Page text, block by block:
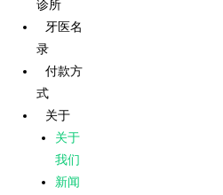
主页
我们提
供的服
务
我们的
诊所
诊所
牙医名
录
付款方
式
关于
关于
我们
新闻